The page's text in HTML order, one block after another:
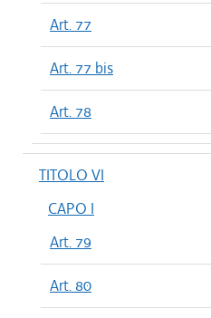
Art. 77
Art. 77 bis
Art. 78
TITOLO VI
CAPO I
Art. 79
Art. 80